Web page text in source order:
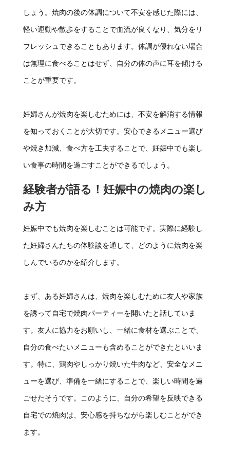
しょう。焼肉の後の体調について不安を感じた際には、
軽い運動や散歩をすることで血流が良くなり、気分をリ
フレッシュできることもあります。体調が優れない場合
は無理に食べることはせず、自分の体の声に耳を傾ける
ことが重要です。
妊婦さんが焼肉を楽しむためには、不安を解消する情報
を知っておくことが大切です。安心できるメニュー選び
や焼き加減、食べ方を工夫することで、妊娠中でも楽し
い食事の時間を過ごすことができるでしょう。
経験者が語る！妊娠中の焼肉の楽し
み方
妊娠中でも焼肉を楽しむことは可能です。実際に経験し
た妊婦さんたちの体験談を通して、どのように焼肉を楽
しんでいるのかを紹介します。
まず、ある妊婦さんは、焼肉を楽しむために友人や家族
を誘って自宅で焼肉パーティーを開いたと話していま
す。友人に協力をお願いし、一緒に食材を選ぶことで、
自分の食べたいメニューも含めることができたといいま
す。特に、鶏肉やしっかり焼いた牛肉など、安全なメニ
ューを選び、準備を一緒にすることで、楽しい時間を過
ごせたそうです。このように、自分の希望を反映できる
自宅での焼肉は、安心感を持ちながら楽しむことができ
ます。